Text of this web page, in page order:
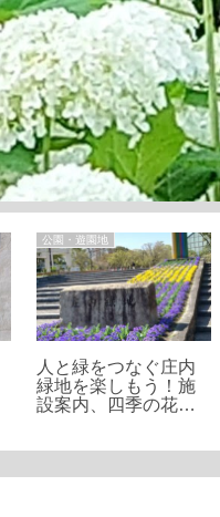
公園・遊園地
人と緑をつなぐ庄内
緑地を楽しもう！施
設案内、四季の花、